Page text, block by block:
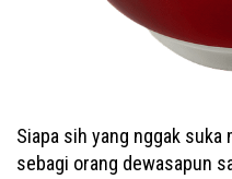
Siapa sih yang nggak suka
sebagi orang dewasapun